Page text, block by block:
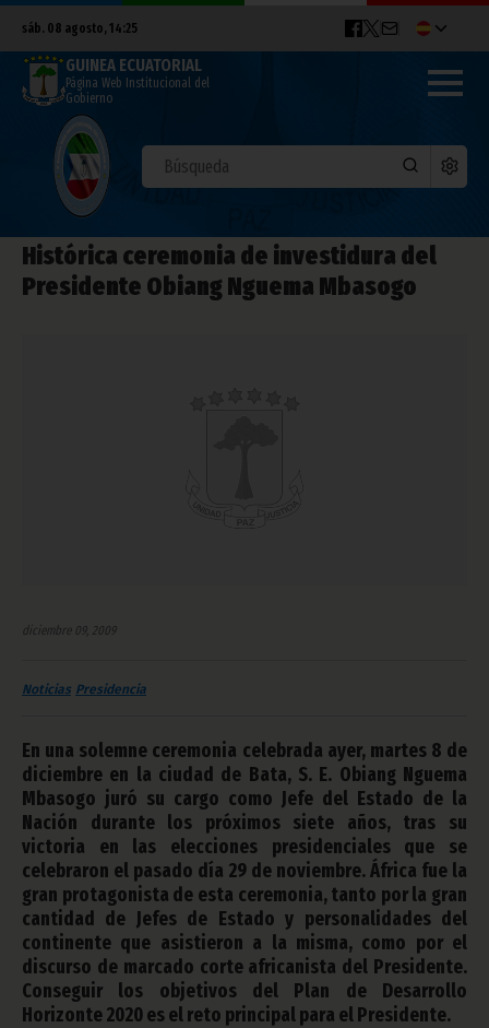
sáb. 08 agosto, 14:25
GUINEA ECUATORIAL
Página Web Institucional del
Gobierno
Histórica ceremonia de investidura del
Presidente Obiang Nguema Mbasogo
diciembre 09, 2009
Noticias Presidencia
En una solemne ceremonia celebrada ayer, martes 8 de
diciembre en la ciudad de Bata, S. E. Obiang Nguema
Mbasogo juró su cargo como Jefe del Estado de la
Nación durante los próximos siete años, tras su
victoria en las elecciones presidenciales que se
celebraron el pasado día 29 de noviembre. África fue la
gran protagonista de esta ceremonia, tanto por la gran
cantidad de Jefes de Estado y personalidades del
continente que asistieron a la misma, como por el
discurso de marcado corte africanista del Presidente.
Conseguir los objetivos del Plan de Desarrollo
Horizonte 2020 es el reto principal para el Presidente.